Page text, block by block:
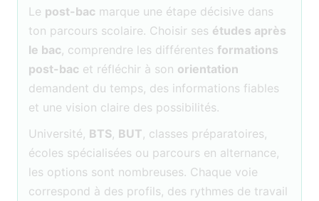
Le post-bac marque une étape décisive dans
ton parcours scolaire. Choisir ses études après
le bac, comprendre les différentes formations
post-bac et réfléchir à son orientation
demandent du temps, des informations fiables
et une vision claire des possibilités.
Université, BTS, BUT, classes préparatoires,
écoles spécialisées ou parcours en alternance,
les options sont nombreuses. Chaque voie
correspond à des profils, des rythmes de travail